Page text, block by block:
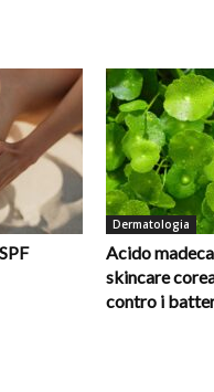
Dermatologia
Acido
skincare
contro i